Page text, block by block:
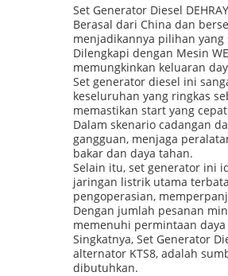
Set Generator Diesel
Berasal dari China dan
menjadikannya pilihan
Dilengkapi dengan Mesin
memungkinkan keluaran
Set generator diesel ini
keseluruhan yang ringkas
memastikan start yang
Dalam skenario cadangan
gangguan, menjaga
bakar dan daya tahan.
Selain itu, set generator ini
jaringan listrik utama
pengoperasian,
Dengan jumlah pesanan
memenuhi permintaan
Singkatnya, Set Generator
alternator KTS8, adalah
dibutuhkan.